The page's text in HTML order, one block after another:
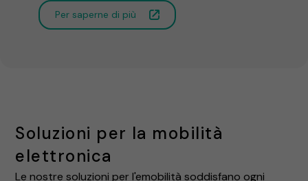
Per saperne di più
Soluzioni per la mobilità
elettronica
Le nostre soluzioni per l'emobilità soddisfano ogni